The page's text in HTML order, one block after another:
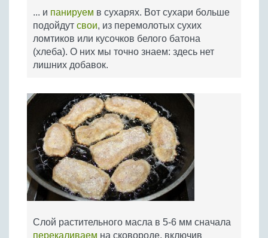
... и панируем в сухарях. Вот сухари больше
подойдут свои, из перемолотых сухих
ломтиков или кусочков белого батона
(хлеба). О них мы точно знаем: здесь нет
лишних добавок.
Слой растительного масла в 5-6 мм сначала
перекаливаем на сковороде, включив